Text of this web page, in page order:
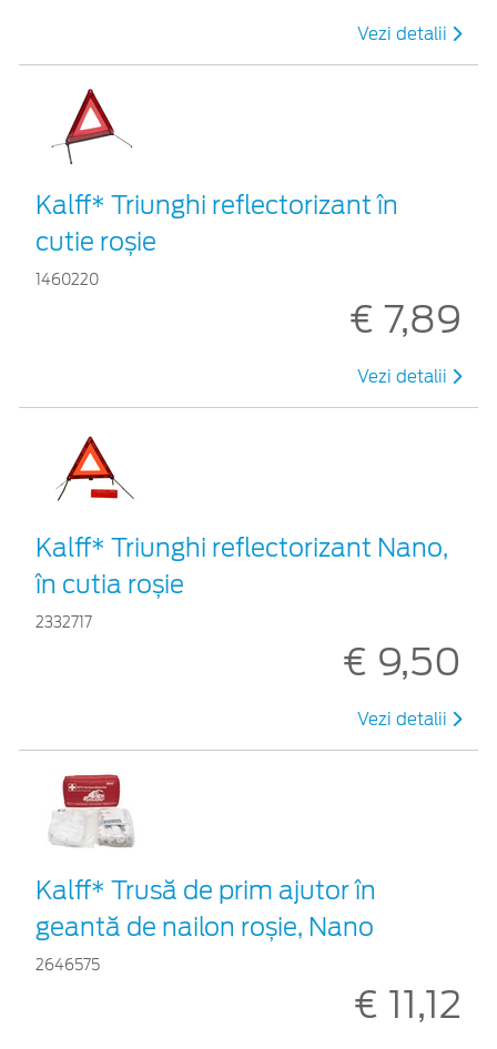
Vezi detalii
Kalff* Triunghi reflectorizant în
cutie roșie
1460220
€ 7,89
Vezi detalii
Kalff* Triunghi reflectorizant Nano,
în cutia roșie
2332717
€ 9,50
Vezi detalii
Kalff* Trusă de prim ajutor în
geantă de nailon roșie, Nano
2646575
€ 11,12